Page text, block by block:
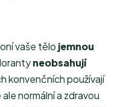
vaše tělo jemnou
neobsahují
konvenčních používají
normální a zdravou